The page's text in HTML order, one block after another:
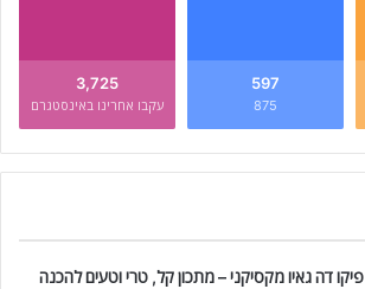
597
875
3,725
עקבו אחרינו באינסטגרם
פיקו דה גאיו מקסיקני – מתכון קל, טרי וטעים להכנה